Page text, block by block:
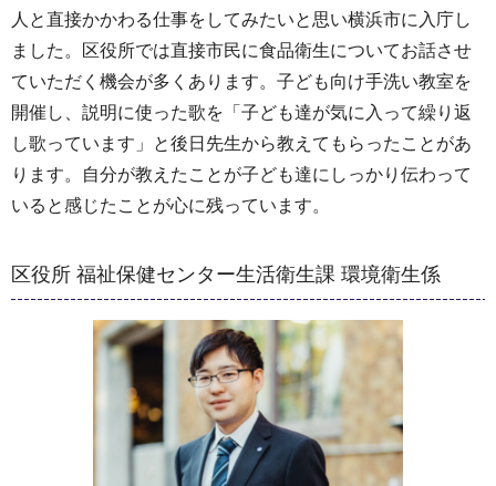
人と直接かかわる仕事をしてみたいと思い横浜市に入庁し
ました。区役所では直接市民に食品衛生についてお話させ
ていただく機会が多くあります。子ども向け手洗い教室を
開催し、説明に使った歌を「子ども達が気に入って繰り返
し歌っています」と後日先生から教えてもらったことがあ
ります。自分が教えたことが子ども達にしっかり伝わって
いると感じたことが心に残っています。
区役所 福祉保健センター生活衛生課 環境衛生係